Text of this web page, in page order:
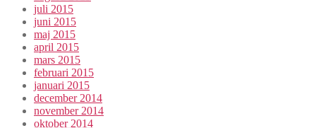
juli 2015
juni 2015
maj 2015
april 2015
mars 2015
februari 2015
januari 2015
december 2014
november 2014
oktober 2014